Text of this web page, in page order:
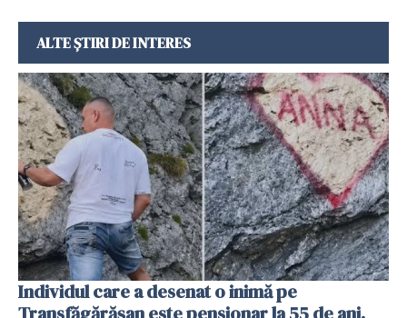
ALTE ȘTIRI DE INTERES
Individul care a desenat o inimă pe